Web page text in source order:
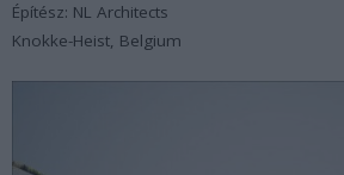
Építész: NL Architects
Knokke-Heist, Belgium